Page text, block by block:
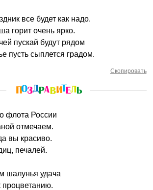
все будет как надо.
горит очень ярко.
пускай будут рядом
пусть сыплется градом.
Скопировать
флота России
отмечаем.
вы красиво.
печалей.
шалунья удача
процветанию.